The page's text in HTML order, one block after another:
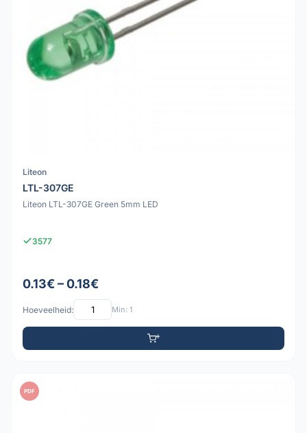
Liteon
LTL-307GE
Liteon LTL-307GE Green 5mm LED
3577
0.13€ – 0.18€
Hoeveelheid: Min: 1
PDF